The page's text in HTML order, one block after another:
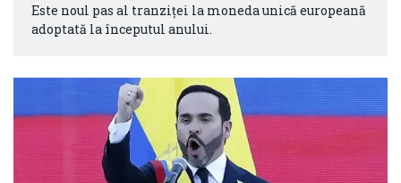
Este noul pas al tranziţei la moneda unică europeană
adoptată la începutul anului.